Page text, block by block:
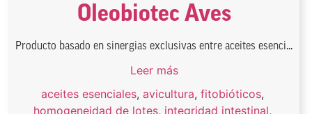
Oleobiotec Aves
Producto basado en sinergias exclusivas entre aceites esenci...
Leer más
aceites esenciales, avicultura, fitobióticos,
homogeneidad de lotes, integridad intestinal,